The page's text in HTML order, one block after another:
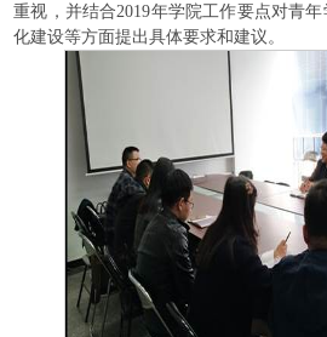
重视，并结合2019年学院工作要点对青
化建设等方面提出具体要求和建议。